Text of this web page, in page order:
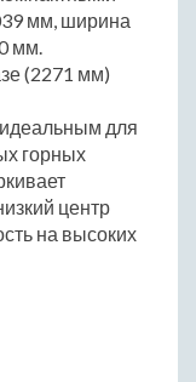
мм, ширина
мм.
(2271 мм)
для
горных
центр
на высоких